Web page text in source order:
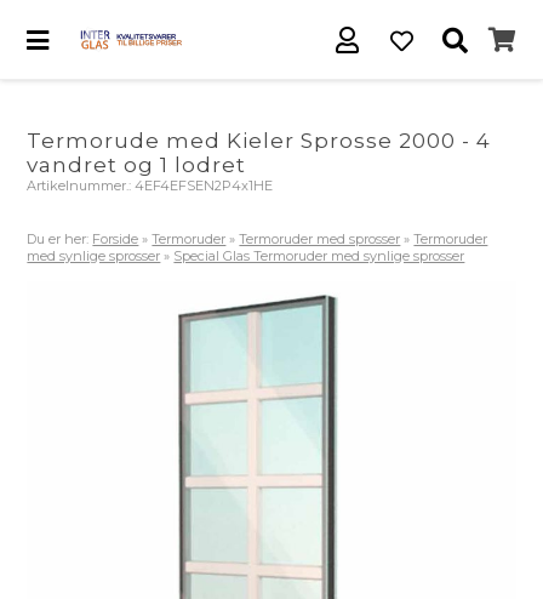
Termorude med Kieler Sprosse 2000 - 4
vandret og 1 lodret
Artikelnummer.:4EF4EFSEN2P4x1HE
Du er her: Forside »Termoruder »Termoruder med sprosser »Termoruder
med synlige sprosser » Special Glas Termoruder med synlige sprosser